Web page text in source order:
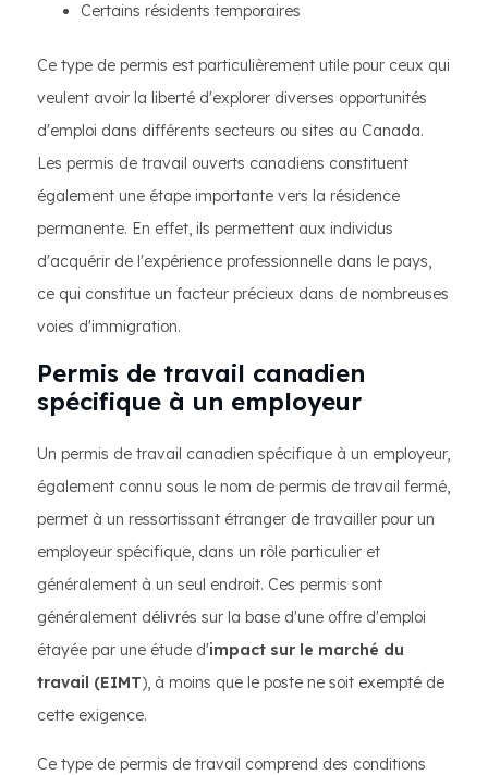
Certains résidents temporaires
Ce type de permis est particulièrement utile pour ceux qui
veulent avoir la liberté d'explorer diverses opportunités
d'emploi dans différents secteurs ou sites au Canada.
Les permis de travail ouverts canadiens constituent
également une étape importante vers la résidence
permanente. En effet, ils permettent aux individus
d'acquérir de l'expérience professionnelle dans le pays,
ce qui constitue un facteur précieux dans de nombreuses
voies d'immigration.
Permis de travail canadien
spécifique à un employeur
Un permis de travail canadien spécifique à un employeur,
également connu sous le nom de permis de travail fermé,
permet à un ressortissant étranger de travailler pour un
employeur spécifique, dans un rôle particulier et
généralement à un seul endroit. Ces permis sont
généralement délivrés sur la base d'une offre d'emploi
étayée par une étude d'impact sur le marché du
travail (EIMT), à moins que le poste ne soit exempté de
cette exigence.
Ce type de permis de travail comprend des conditions